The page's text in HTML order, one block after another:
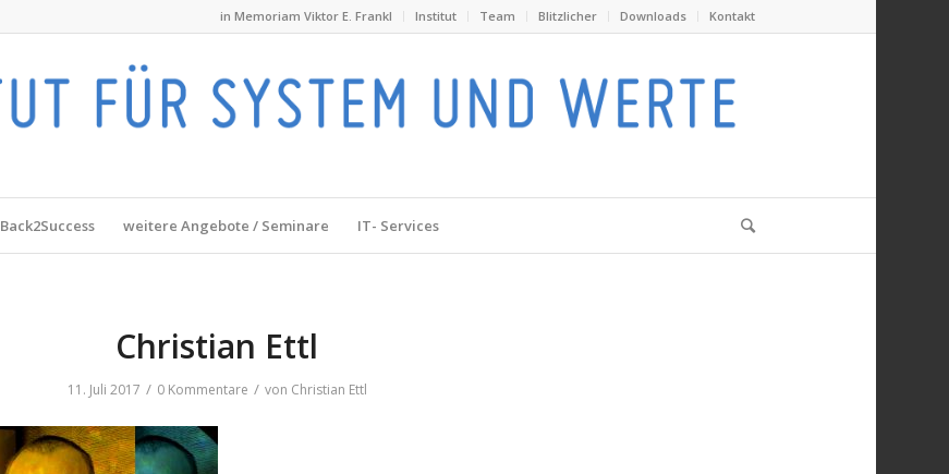
in Memoriam Viktor E. Frankl Institut Team Blitzlicher Downloads Kontakt
Back2Success weitere Angebote / Seminare IT- Services
Christian Ettl
11. Juli 2017 / 0 Kommentare / von Christian Ettl